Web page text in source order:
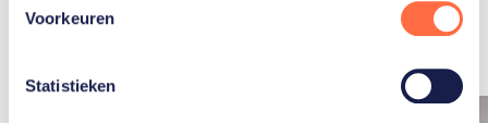
Voorkeuren
Statistieken
artikelen
Toon alle